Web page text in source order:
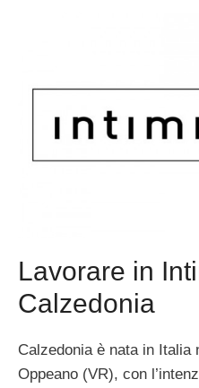
Lavorare in
Calzedonia
Calzedonia è nata in Italia
Oppeano (VR), con